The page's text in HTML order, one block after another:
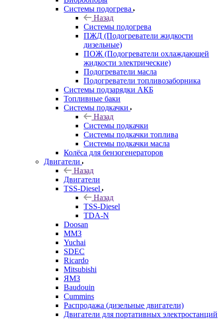
Системы подогрева
Назад
Системы подогрева
ПЖД (Подогреватели жидкости
дизельные)
ПОЖ (Подогреватели охлаждающей
жидкости электрические)
Подогреватели масла
Подогреватели топливозаборника
Системы подзарядки АКБ
Топливные баки
Системы подкачки
Назад
Системы подкачки
Системы подкачки топлива
Системы подкачки масла
Колёса для бензогенераторов
Двигатели
Назад
Двигатели
TSS-Diesel
Назад
TSS-Diesel
TDA-N
Doosan
ММЗ
Yuchai
SDEC
Ricardo
Mitsubishi
ЯМЗ
Baudouin
Cummins
Распродажа (дизельные двигатели)
Двигатели для портативных электростанций